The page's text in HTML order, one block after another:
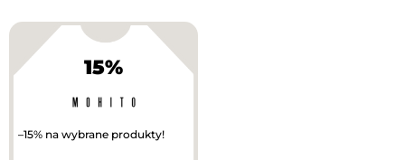
15%
–15% na wybrane produkty!